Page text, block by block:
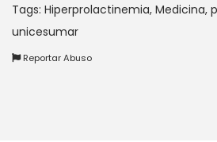
Tags: Hiperprolactinemia, Medicina,
unicesumar
Reportar Abuso